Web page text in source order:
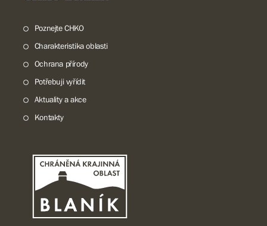
Poznejte CHKO
Charakteristika oblasti
Ochrana přírody
Potřebuji vyřídit
Aktuality a akce
Kontakty